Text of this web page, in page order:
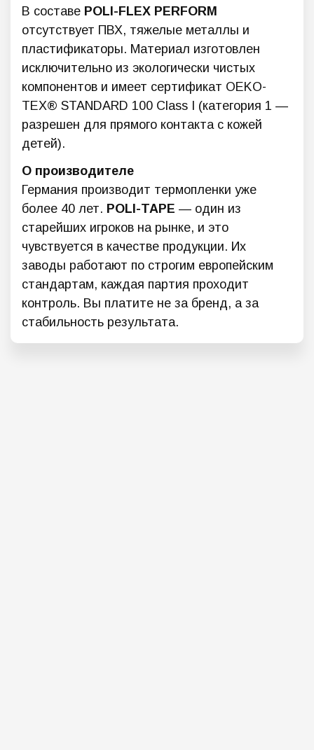
В составе POLI-FLEX PERFORM
отсутствует ПВХ, тяжелые металлы и
пластификаторы. Материал изготовлен
исключительно из экологически чистых
компонентов и имеет сертификат OEKO-
TEX® STANDARD 100 Class I (категория 1 —
разрешен для прямого контакта с кожей
детей).
О производителе
Германия производит термопленки уже
более 40 лет. POLI-TAPE — один из
старейших игроков на рынке, и это
чувствуется в качестве продукции. Их
заводы работают по строгим европейским
стандартам, каждая партия проходит
контроль. Вы платите не за бренд, а за
стабильность результата.